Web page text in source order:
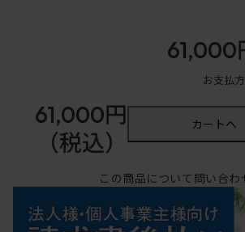
61,000
お支払
61,000円
（税込）
カートへ
この商品について問い合わ